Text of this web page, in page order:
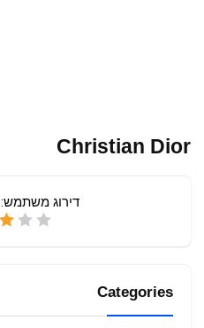
Christian Dior
דירוג משתמש:
Categories